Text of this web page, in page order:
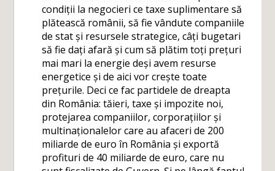
condiții la negocieri ce taxe suplimentare să
plătească românii, să fie vândute companiile
de stat și resursele strategice, câți bugetari
să fie dați afară și cum să plătim toți prețuri
mai mari la energie deși avem resurse
energetice și de aici vor crește toate
prețurile. Deci ce fac partidele de dreapta
din România: tăieri, taxe și impozite noi,
protejarea companiilor, corporațiilor și
multinaționalelor care au afaceri de 200
miliarde de euro în România și exportă
profituri de 40 miliarde de euro, care nu